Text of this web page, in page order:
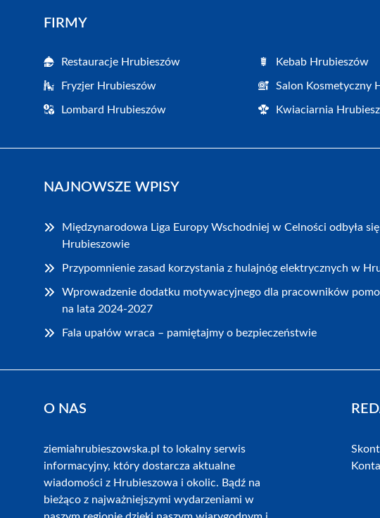
FIRMY
Restauracje Hrubieszów Kebab Hrubieszów
Fryzjer Hrubieszów Salon Kosmetyczny
Lombard Hrubieszów Kwiaciarnia
NAJNOWSZE WPISY
Międzynarodowa Liga Europy Wschodniej w Celności odbyła
Hrubieszowie
Przypomnienie zasad korzystania z hulajnóg elektrycznych w
Wprowadzenie dodatku motywacyjnego dla pracowników
na lata 2024-2027
Fala upałów wraca – pamiętajmy o bezpieczeństwie
O NAS
ziemiahrubieszowska.pl to lokalny serwis
informacyjny, który dostarcza aktualne
wiadomości z Hrubieszowa i okolic. Bądź na
bieżąco z najważniejszymi wydarzeniami w